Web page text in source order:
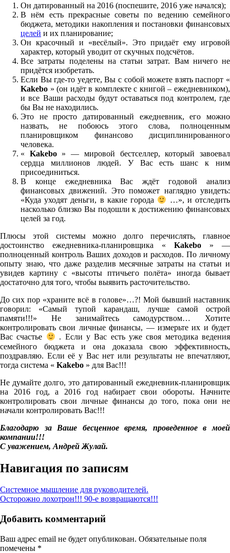
Он датированный на 2016 (поспешите, 2016 уже начался);
В нём есть прекрасные советы по ведению семейного
бюджета, методики накопления и постановки финансовых
целей и их планирование;
Он красочный и «весёлый». Это придаёт ему игровой
характер, который уводит от скучных подсчётов.
Все затраты поделены на статьи затрат. Вам ничего не
придётся изобретать.
Если Вы где-то уедете, Вы с собой можете взять паспорт «
Kakebo » (он идёт в комплекте с книгой – ежедневником),
и все Ваши расходы будут оставаться под контролем, где
бы Вы не находились.
Это не просто датированный ежедневник, его можно
назвать, не побоюсь этого слова, полноценным
планировщиком финансово дисциплинированного
человека.
« Kakebo» — мировой бестселлер, который завоевал
сердца миллионов людей. У Вас есть шанс к ним
присоединиться.
В конце ежедневника Вас ждёт годовой анализ
финансовых движений. Это поможет наглядно увидеть:
«Куда уходят деньги, в какие города
…», и отследить
насколько близко Вы подошли к достижению финансовых
целей за год.
Плюсы этой системы можно долго перечислять, главное
достоинство ежедневника-планировщика « Kakebo » —
полноценный контроль Ваших доходов и расходов. По личному
опыту знаю, что даже разделив месячные затраты на статьи и
увидев картину с «высоты птичьего полёта» иногда бывает
достаточно для того, чтобы выявить расточительство.
До сих пор «храните всё в голове»…?! Мой бывший наставник
говорил: «Самый тупой карандаш, лучше самой острой
памяти!!!» Не занимайтесь самодурством… Хотите
контролировать свои личные финансы, — измерьте их и будет
Вас счастье
. Если у Вас есть уже своя методика ведения
семейного бюджета и она доказала свою эффективность,
поздравляю. Если её у Вас нет или результаты не впечатляют,
тогда система « Kakebo » для Вас!!!
Не думайте долго, это датированный ежедневник-планировщик
на 2016 год, а 2016 год набирает свои обороты. Начните
контролировать свои личные финансы до того, пока они не
начали контролировать Вас!!!
Благодарю за Ваше бесценное время, проведенное в моей
компании!!!
С уважением, Андрей Жулай.
Навигация по записям
Системное мышление для руководителей.
Осторожно лохотрон!!! 90-е возвращаются!!!
Добавить комментарий
Ваш адрес email не будет опубликован. Обязательные поля
помечены *